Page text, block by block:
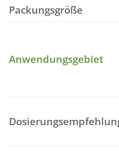
Packungsgröße
Anwendungsgebiet